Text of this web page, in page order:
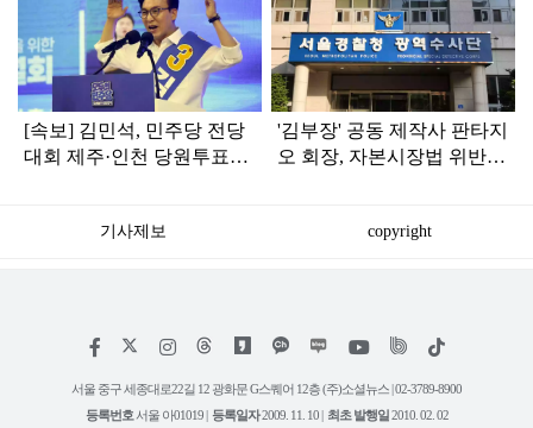
인
[속보] 김민석, 민주당 전당
대회 제주·인천 당원투표서
'김부장' 공동 제작사 판타지
오 회장, 자본시장법 위반
기사제보 copyright
페
스
인
타
램
위
트
유
틱
서울 중구 세종대로22길 12 광화문 G스퀘어 12층 (주)소셜뉴스 | 02-3789-8900
등록번호 서울 아01019 | 등록일자2009. 11. 10 | 최초 발행일2010. 02. 02